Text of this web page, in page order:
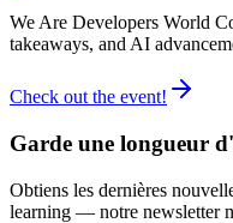
We Are Developers World
takeaways, and AI
Check out the event!
Garde une longueur
Obtiens les dernières
learning — notre newsletter